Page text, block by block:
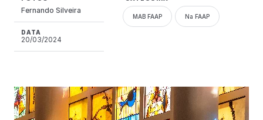
Fernando Silveira
DATA
20/03/2024
MAB FAAP Na FAAP